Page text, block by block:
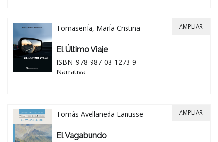
TomasenÍa, MarÍa Cristina
El Último Viaje
ISBN: 978-987-08-1273-9
Narrativa
AMPLIAR
Tomás Avellaneda Lanusse
El Vagabundo
AMPLIAR